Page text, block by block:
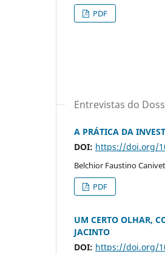
PDF
Entrevistas do
A PRÁTICA DA
DOI: https://doi.org/
Belchior Faustino
PDF
UM CERTO OLHAR,
JACINTO
DOI: https://doi.org/